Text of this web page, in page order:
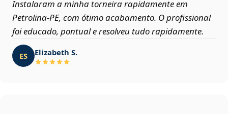
Instalaram a minha torneira rapidamente em
Petrolina‑PE, com ótimo acabamento. O profissional
foi educado, pontual e resolveu tudo rapidamente.
ES Elizabeth S.